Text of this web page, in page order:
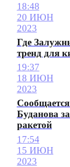
18:48
20 ИЮН
2023
Где
тренд для
19:37
18 ИЮН
2023
Буданова
ракетой
17:54
15 ИЮН
2023